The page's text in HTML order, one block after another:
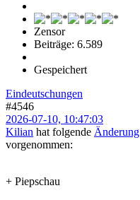
Zensor
Beiträge: 6.589
Gespeichert
Eindeutschungen
#4546
2026-07-10, 10:47:03
Kilian hat folgende Änderung
vorgenommen:
+ Piepschau